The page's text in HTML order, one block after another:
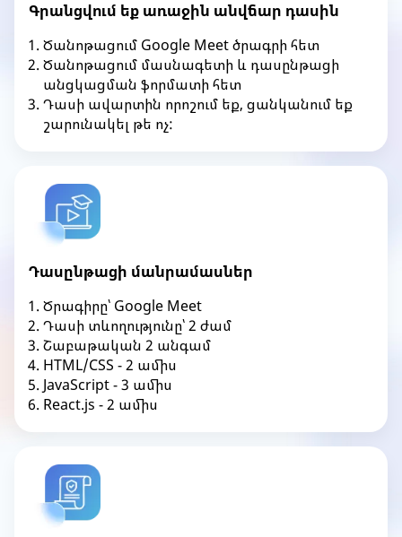
Գրանցվում եք առաջին անվճար դասին
Ծանոթացում Google Meet ծրագրի հետ
Ծանոթացում մասնագետի և դասընթացի
անցկացման ֆորմատի հետ
Դասի ավարտին որոշում եք, ցանկանում եք
շարունակել թե ոչ:
Դասընթացի մանրամասներ
Ծրագիրը՝ Google Meet
Դասի տևողությունը՝ 2 ժամ
Շաբաթական 2 անգամ
HTML/CSS - 2 ամիս
JavaScript - 3 ամիս
React.js - 2 ամիս